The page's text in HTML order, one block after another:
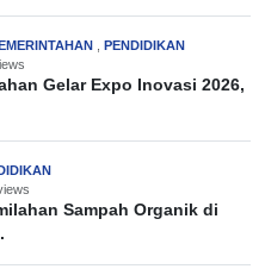
, PENDIDIKAN
Gelar Expo Inovasi 2026,
Sampah Organik di